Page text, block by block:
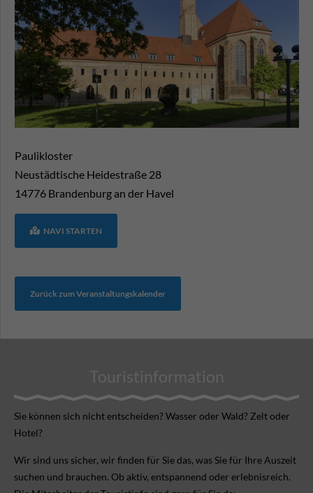
Paulikloster
Neustädtische Heidestraße 28
14776 Brandenburg an der Havel
NAVI STARTEN
Zurück zum Veranstaltungskalender
Touristinformation
Sie können sich nicht ent­scheiden? Wasser oder Wald? Zelt oder
Hotel?
Wir sind uns sicher, wir finden für Sie das, was Sie für Ihre Aus­zeit
suchen und brauchen. Ob aktiv, ent­spannend oder erlebnis­reich.